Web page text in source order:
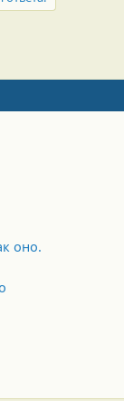
оно.